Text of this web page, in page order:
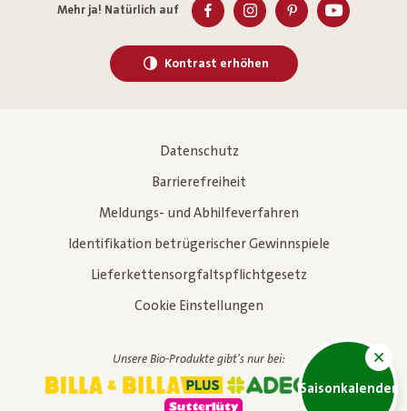
Saisonkalender
Mehr ja! Natürlich auf
Kontrast erhöhen
Datenschutz
Barrierefreiheit
Meldungs- und Abhilfeverfahren
Identifikation betrügerischer Gewinnspiele
Lieferkettensorgfaltspflichtgesetz
Cookie Einstellungen
Unsere Bio-Produkte gibt's nur bei: